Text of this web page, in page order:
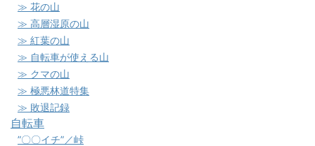
≫ 花の山
≫ 高層湿原の山
≫ 紅葉の山
≫ 自転車が使える山
≫ クマの山
≫ 極悪林道特集
≫ 敗退記録
自転車
”〇〇イチ”／峠